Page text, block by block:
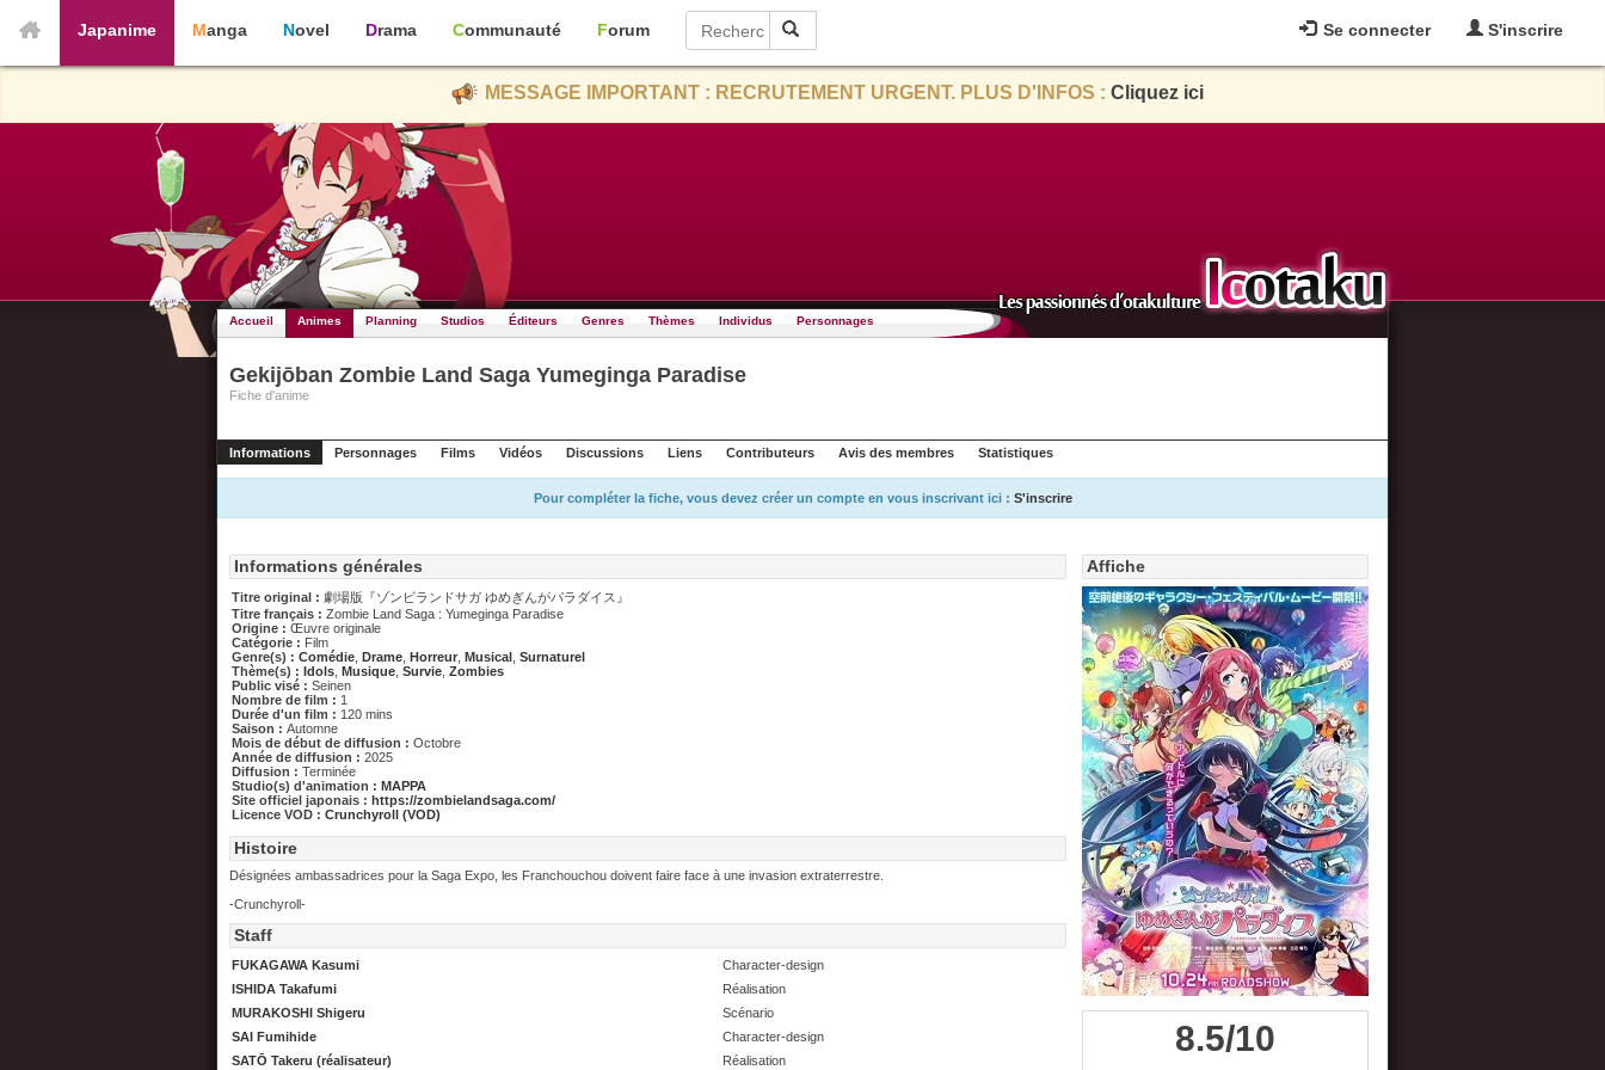
Se connecter S'inscrire
Japanime Manga Novel Drama Communauté Forum
MESSAGE IMPORTANT : RECRUTEMENT URGENT. PLUS D'INFOS : Cliquez ici
Accueil Animes Planning Studios Éditeurs Genres Thèmes Individus Personnages
Gekijōban Zombie Land Saga Yumeginga Paradise
Fiche d'anime
Informations Personnages Films Vidéos Discussions Liens Contributeurs Avis des membres Statistiques
Pour compléter la fiche, vous devez créer un compte en vous inscrivant ici : S'inscrire
Affiche
8.5/10
Informations générales
Titre original : 劇場版『ゾンビランドサガ ゆめぎんがパラダイス』
Titre français : Zombie Land Saga : Yumeginga Paradise
Origine : Œuvre originale
Catégorie : Film
Genre(s) : Comédie Drame Horreur Musical Surnaturel
Thème(s) : Idols Musique Survie Zombies
Public visé : Seinen
Nombre de film : 1
Durée d'un film : 120 mins
Saison : Automne
Mois de début de diffusion : Octobre
Année de diffusion : 2025
Diffusion : Terminée
Studio(s) d'animation : MAPPA
Site officiel japonais : https://zombielandsaga.com/
Licence VOD : Crunchyroll (VOD)
Histoire
Désignées ambassadrices pour la Saga Expo, les Franchouchou doivent faire face à une invasion extraterrestre.
-Crunchyroll-
Staff
FUKAGAWA Kasumi
Character-design
ISHIDA Takafumi
Réalisation
MURAKOSHI Shigeru
Scénario
SAI Fumihide
Character-design
SATŌ Takeru (réalisateur)
Réalisation